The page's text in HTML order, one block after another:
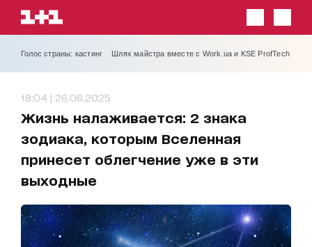
Голос страны: кастинг Шлях майстра вместе с Work.ua и KSE ProfTech
18:04 | 26.06.2025
Жизнь налаживается: 2 знака
зодиака, которым Вселенная
принесет облегчение уже в эти
выходные